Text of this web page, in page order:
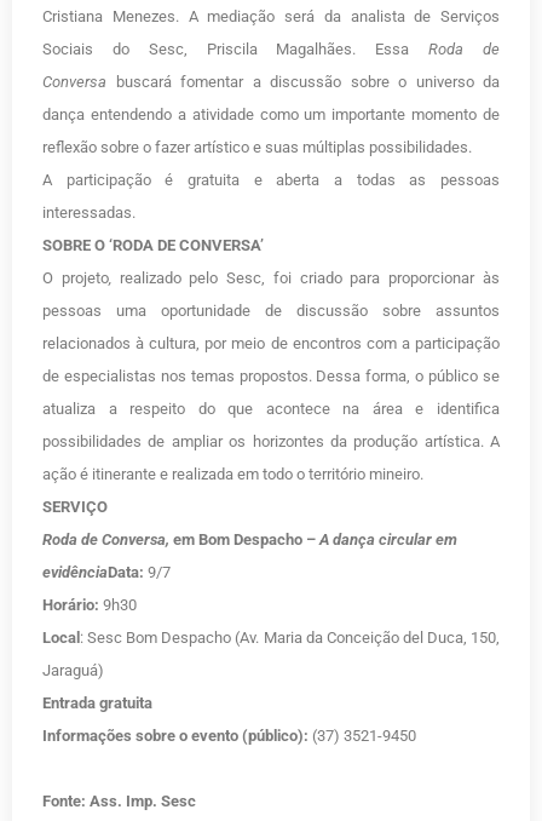
Cristiana Menezes. A mediação será da analista de Serviços
Sociais do Sesc,
Priscila Magalhães. EssaRoda de
Conversa buscará fomentar a discussão sobre o universo da
dança entendendo a atividade como um importante momento de
reflexão sobre o fazer artístico e suas múltiplas possibilidades.
A participação é gratuita e aberta a todas as pessoas
interessadas.
SOBRE O ‘RODA DE CONVERSA’
O projeto, realizado pelo Sesc,
foi criado para proporcionar às
pessoas uma oportunidade de discussão sobre assuntos
relacionados à cultura, por meio de encontros com a participação
de especialistas nos temas propostos. Dessa forma, o público se
atualiza a respeito do que acontece na área e identifica
possibilidades de ampliar os horizontes da produção artística. A
ação é itinerante e realizada em todo o território mineiro.
SERVIÇO
Roda de Conversa, em Bom Despacho – A dança circular em
evidênciaData: 9/7
Horário: 9h30
Local : Sesc Bom Despacho (Av. Maria da Conceição del Duca, 150,
Jaraguá)
Entrada gratuita
Informações sobre o evento (público): (37) 3521-9450
Fonte: Ass. Imp. Sesc